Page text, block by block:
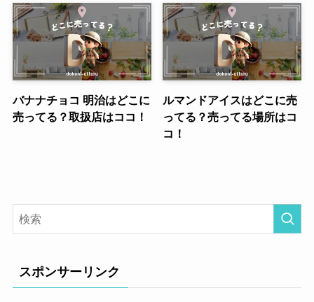
バナナチョコ 明治はどこに
売ってる？取扱店はココ！
ルマンドアイスはどこに売
ってる？売ってる場所はコ
コ！
スポンサーリンク